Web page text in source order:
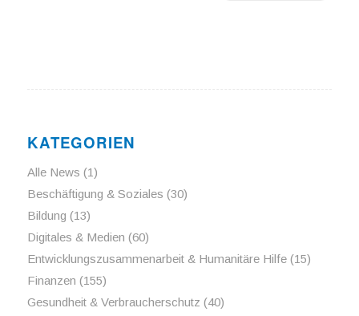
KATEGORIEN
Alle News (1)
Beschäftigung & Soziales (30)
Bildung (13)
Digitales & Medien (60)
Entwicklungszusammenarbeit & Humanitäre Hilfe(15)
Finanzen (155)
Gesundheit & Verbraucherschutz (40)